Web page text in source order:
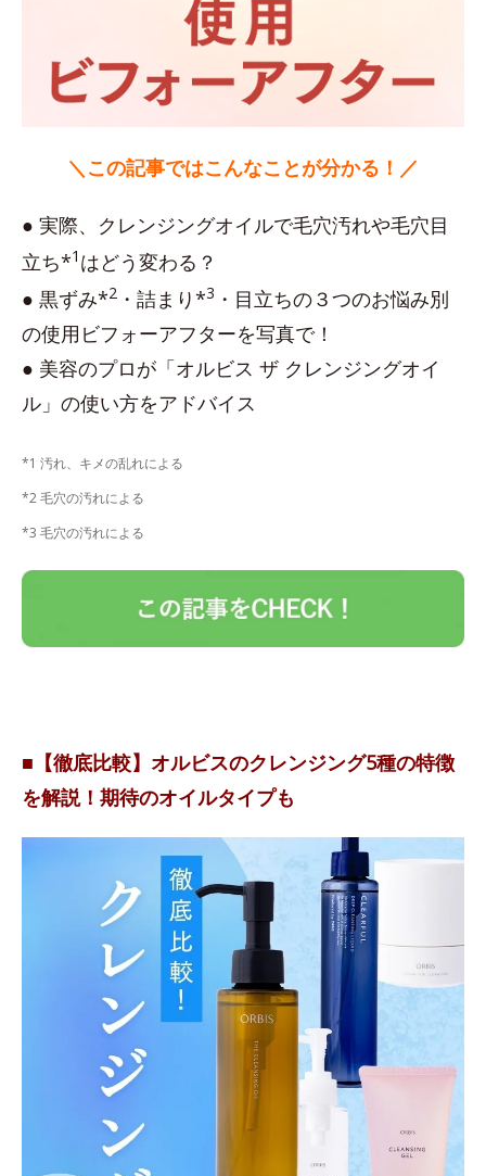
＼この記事ではこんなことが分かる！／
● 実際、クレンジングオイルで毛穴汚れや毛穴目
立ち*1 はどう変わる？
● 黒ずみ*2 ・詰まり*3 ・目立ちの３つのお悩み別
の使用ビフォーアフターを写真で！
● 美容のプロが「オルビス ザ クレンジングオイ
ル」の使い方をアドバイス
*1 汚れ、キメの乱れによる
*2 毛穴の汚れによる
*3 毛穴の汚れによる
■【徹底比較】オルビスのクレンジング5種の特徴
を解説！期待のオイルタイプも